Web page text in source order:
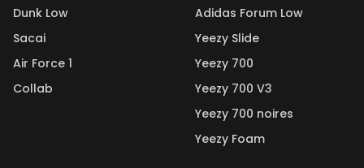
Dunk Low
Sacai
Air Force 1
Collab
Adidas Forum Low
Yeezy Slide
Yeezy 700
Yeezy 700 V3
Yeezy 700 noires
Yeezy Foam